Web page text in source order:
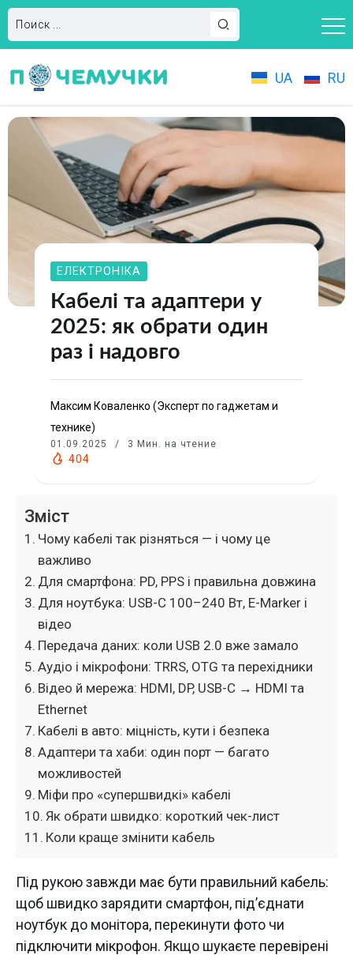
UA RU
ЕЛЕКТРОНІКА
Кабелі та адаптери у
2025: як обрати один
раз і надовго
Максим Коваленко (Эксперт по гаджетам и
технике)
01.09.2025 3 Мин. на чтение
404
Зміст
Чому кабелі так різняться — і чому це
важливо
Для смартфона: PD, PPS і правильна довжина
Для ноутбука: USB-C 100–240 Вт, E-Marker і
відео
Передача даних: коли USB 2.0 вже замало
Аудіо і мікрофони: TRRS, OTG та перехідники
Відео й мережа: HDMI, DP, USB-C → HDMI та
Ethernet
Кабелі в авто: міцність, кути і безпека
Адаптери та хаби: один порт — багато
можливостей
Міфи про «супершвидкі» кабелі
Як обрати швидко: короткий чек-лист
Коли краще змінити кабель
Під рукою завжди має бути правильний кабель:
щоб швидко зарядити смартфон, під’єднати
ноутбук до монітора, перекинути фото чи
підключити мікрофон. Якщо шукаєте перевірені